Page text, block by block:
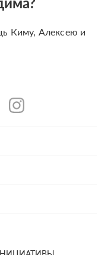
Киму, Алексею и